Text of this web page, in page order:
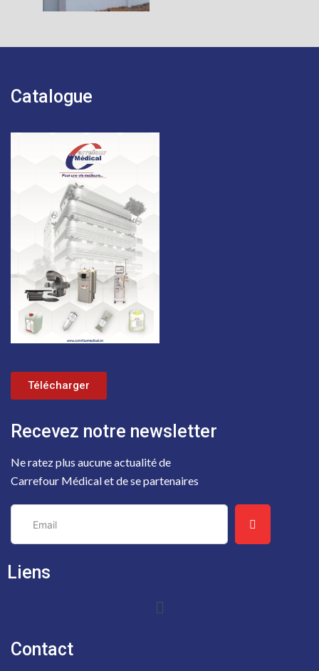
Contact
Liens
Recevez notre newsletter
Ne ratez plus aucune actualité de
Carrefour Médical et de se partenaires
Catalogue
Télécharger